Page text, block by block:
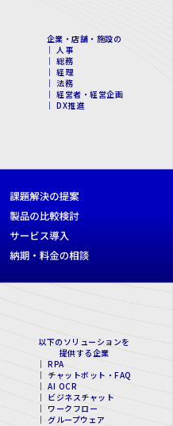
企業・店舗・施設の
｜ 人事
｜ 総務
｜ 経理
｜ 法務
｜ 経営者・経営企画
｜ DX推進
以下のソリューションを
提供する企業
｜ RPA
｜ チャットボット・FAQ
｜ AI OCR
｜ ビジネスチャット
｜ ワークフロー
｜ グループウェア